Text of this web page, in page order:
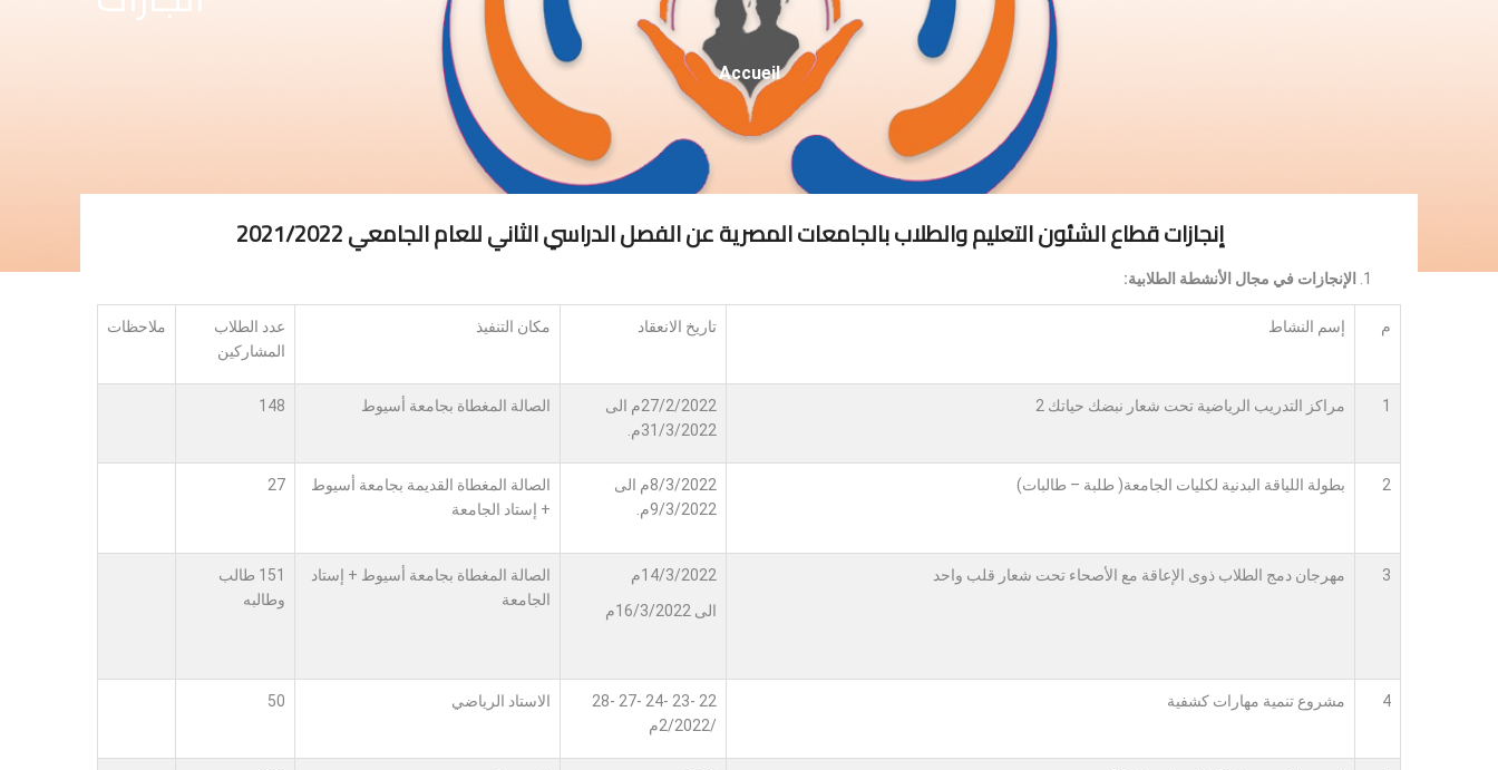
Fil
D'Ariane
Accueil
إنجازات قطاع الشئون التعليم والطلاب بالجامعات المصرية عن الفصل الدراسي الثاني للعام الجامعي 2021/2022
الإنجازات في مجال الأنشطة الطلابية:
م إسم النشاط تاريخ الانعقاد مكان التنفيذ
عدد الطلاب
المشاركين
ملاحظات
1 مراكز التدريب الرياضية تحت شعار نبضك حياتك 2
27/2/2022م الى
31/3/2022م.
الصالة المغطاة بجامعة أسيوط 148
2 بطولة اللياقة البدنية لكليات الجامعة( طلبة – طالبات)
8/3/2022م الى
9/3/2022م.
الصالة المغطاة القديمة بجامعة أسيوط
+ إستاد الجامعة
27
3 مهرجان دمج الطلاب ذوى الإعاقة مع الأصحاء تحت شعار قلب واحد
14/3/2022م
الى 16/3/2022م
الصالة المغطاة بجامعة أسيوط + إستاد
الجامعة
151 طالب
وطالبه
4 مشروع تنمية مهارات كشفية
22 -23 -24 -27 -28
/2/2022م
الاستاد الرياضي 50